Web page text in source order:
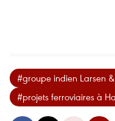
#groupe indien Larsen
#projets ferroviaires à